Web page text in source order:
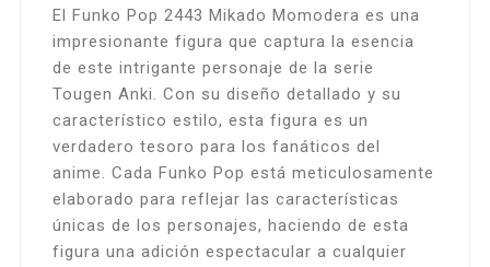
El Funko Pop 2443 Mikado Momodera es una
impresionante figura que captura la esencia
de este intrigante personaje de la serie
Tougen Anki. Con su diseño detallado y su
característico estilo, esta figura es un
verdadero tesoro para los fanáticos del
anime. Cada Funko Pop está meticulosamente
elaborado para reflejar las características
únicas de los personajes, haciendo de esta
figura una adición espectacular a cualquier